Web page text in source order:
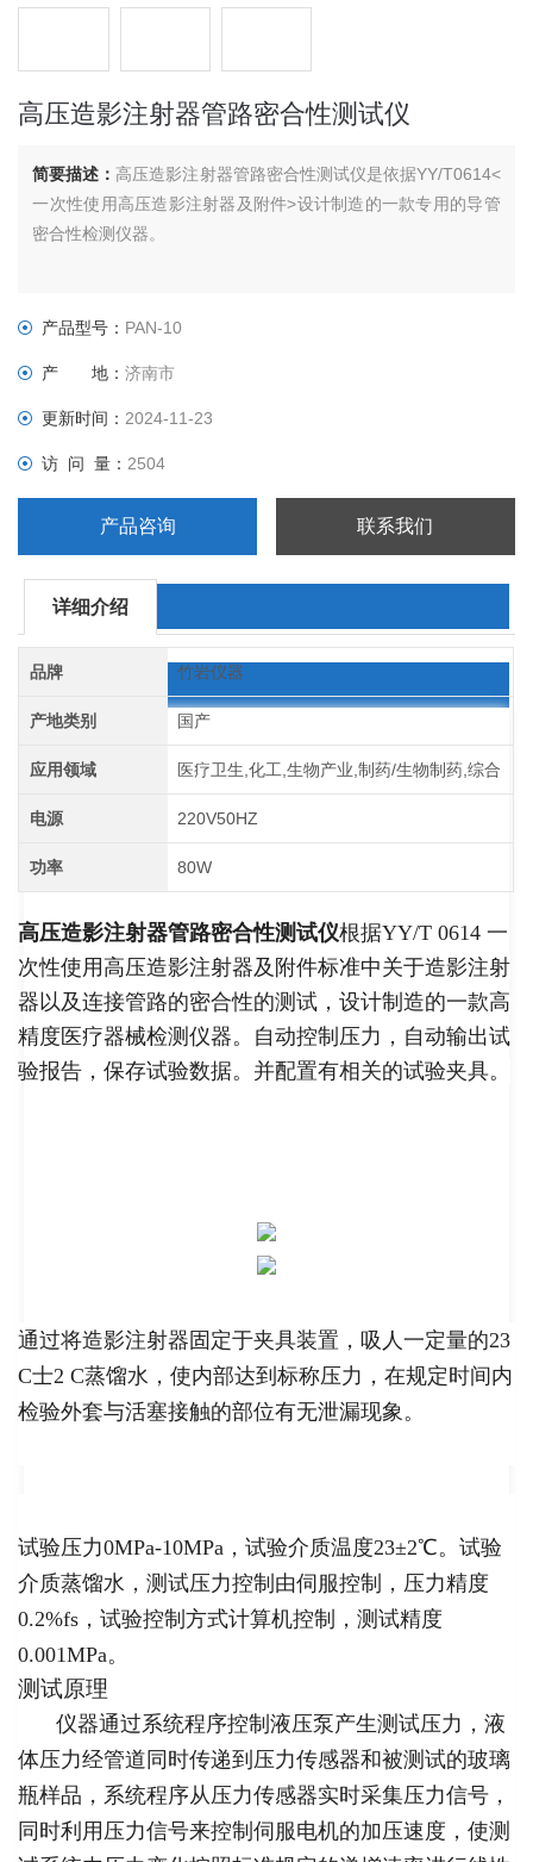
高压造影注射器管路密合性测试仪
简要描述： 高压造影注射器管路密合性测试仪是依据YY/T0614<
一次性使用高压造影注射器及附件>设计制造的一款专用的导管
密合性检测仪器。
产品型号： PAN-10
产 地：济南市
更新时间：2024-11-23
访 问 量：2504
产品咨询 联系我们
详细介绍
品牌 竹岩仪器
产地类别 国产
应用领域 医疗卫生,化工,生物产业,制药/生物制药,综合
电源 220V50HZ
功率 80W
高压造影注射器管路密合性测试仪根据YY/T 0614 一
次性使用高压造影注射器及附件标准中关于造影注射
器以及连接管路的密合性的测试，设计制造的一款高
精度医疗器械检测仪器。自动控制压力，自动输出试
验报告，保存试验数据。并配置有相关的试验夹具。
通过将造影注射器固定于夹具装置，吸人一定量的23
C士2 C蒸馏水，使内部达到标称压力，在规定时间内
检验外套与活塞接触的部位有无泄漏现象。
试验压力0MPa-10MPa，试验介质温度23±2℃。试验
介质蒸馏水，测试压力控制由伺服控制，压力精度
0.2%fs，试验控制方式计算机控制，测试精度
0.001MPa。
测试原理
仪器通过系统程序控制液压泵产生测试压力，液
体压力经管道同时传递到压力传感器和被测试的玻璃
瓶样品，系统程序从压力传感器实时采集压力信号，
同时利用压力信号来控制伺服电机的加压速度，使测